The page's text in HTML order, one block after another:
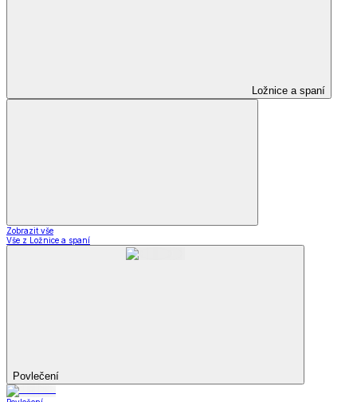
Ložnice a spaní
Zobrazit vše
Vše z Ložnice a spaní
Povlečení